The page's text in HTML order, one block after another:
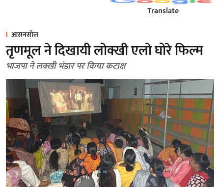
Translate
आसनसोल
तृणमूल ने दिखायी लोक्खी एलो घोरे फिल्म
भाजपा ने लक्खी भंडार पर किया कटाक्ष